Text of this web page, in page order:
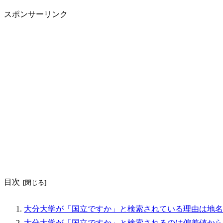
スポンサーリンク
目次
大分大学が「国立ですか」と検索されている理由は地